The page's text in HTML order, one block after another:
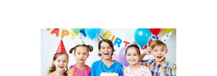
CONTACT US